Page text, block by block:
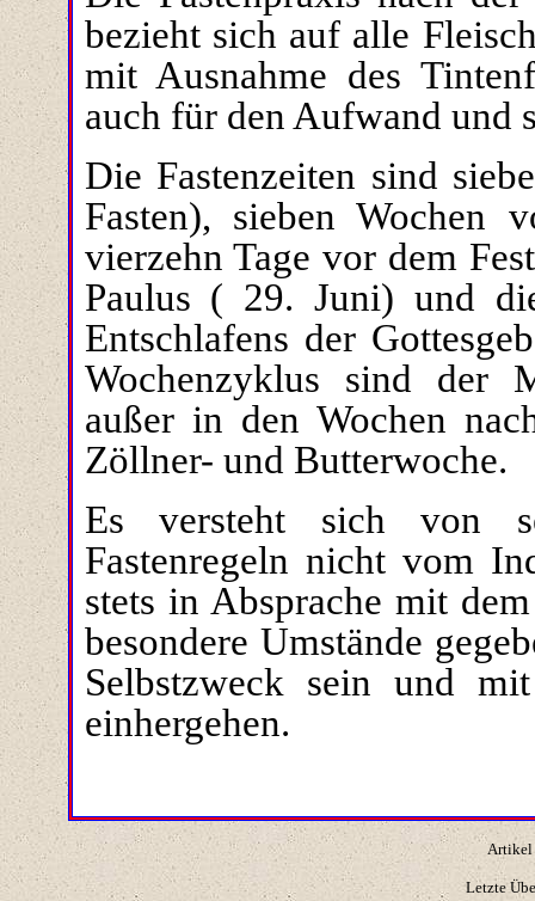
bezieht sich auf alle
mit Ausnahme des
auch für den Aufwand und
Die Fastenzeiten sind
Fasten), sieben Wochen
vierzehn Tage vor dem
Paulus ( 29. Juni) und
Entschlafens der
Wochenzyklus sind der
außer in den Wochen
Zöllner- und Butterwoche.
Es versteht sich von
Fastenregeln nicht vom
stets in Absprache mit
besondere Umstände
Selbstzweck sein und
einhergehen.
Artikel
Letzte